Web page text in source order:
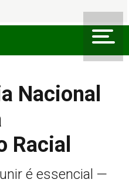
Nacional
Racial
é essencial —